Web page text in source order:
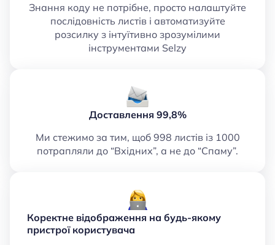
Знання коду не потрібне, просто налаштуйте
послідовність листів і автоматизуйте
розсилку з інтуїтивно зрозумілими
інструментами Selzy
Доставлення 99,8%
Ми стежимо за тим, щоб 998 листів із 1000
потрапляли до “Вхідних”, а не до “Спаму”.
Коректне відображення на будь-якому
пристрої користувача